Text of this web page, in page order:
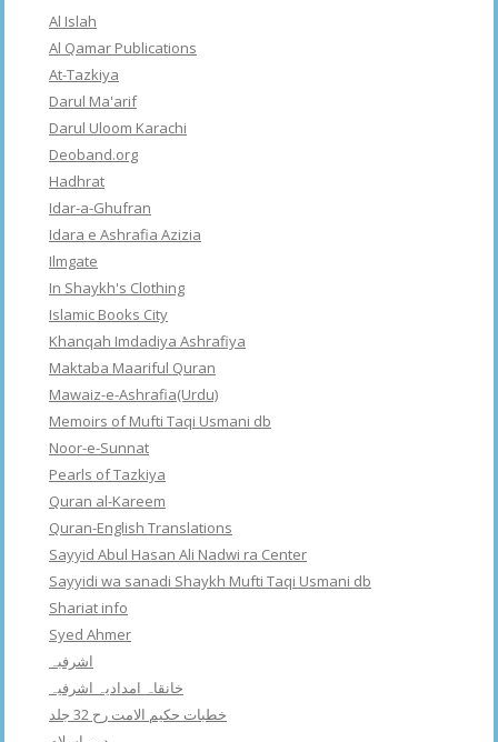
Al Islah
Al Qamar Publications
At-Tazkiya
Darul Ma'arif
Darul Uloom Karachi
Deoband.org
Hadhrat
Idar-a-Ghufran
Idara e Ashrafia Azizia
Ilmgate
In Shaykh's Clothing
Islamic Books City
Khanqah Imdadiya Ashrafiya
Maktaba Maariful Quran
Mawaiz-e-Ashrafia(Urdu)
Memoirs of Mufti Taqi Usmani db
Noor-e-Sunnat
Pearls of Tazkiya
Quran al-Kareem
Quran-English Translations
Sayyid Abul Hasan Ali Nadwi ra Center
Sayyidi wa sanadi Shaykh Mufti Taqi Usmani db
Shariat info
Syed Ahmer
اشرفبہ
خانقاہ امدادیہ اشرفیہ
خطبات حکیم الامت رح 32 جلد